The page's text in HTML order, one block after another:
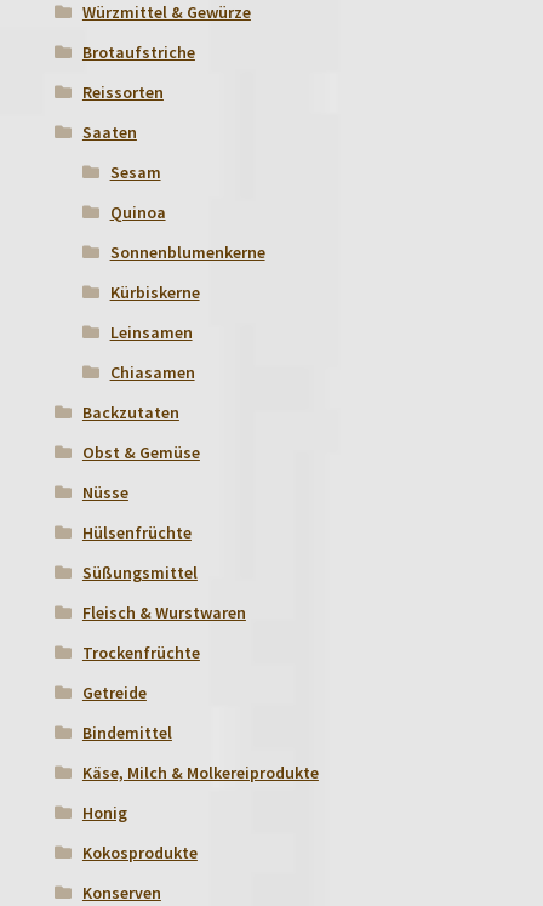
Würzmittel & Gewürze
Brotaufstriche
Reissorten
Saaten
Sesam
Quinoa
Sonnenblumenkerne
Kürbiskerne
Leinsamen
Chiasamen
Backzutaten
Obst & Gemüse
Nüsse
Hülsenfrüchte
Süßungsmittel
Fleisch & Wurstwaren
Trockenfrüchte
Getreide
Bindemittel
Käse, Milch & Molkereiprodukte
Honig
Kokosprodukte
Konserven